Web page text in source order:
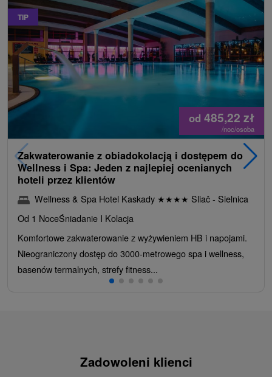
TIP
od 485,22 zł
/noc/osoba
Zakwaterowanie z obiadokolacją i dostępem do
Wellness i Spa: Jeden z najlepiej ocenianych
hoteli przez klientów
Wellness & Spa Hotel Kaskady ★★★★ Sliač - Sielnica
Od 1 NoceŚniadanie I Kolacja
Komfortowe zakwaterowanie z wyżywieniem HB i napojami.
Nieograniczony dostęp do 3000-metrowego spa i wellness,
basenów termalnych, strefy fitness...
Zadowoleni klienci